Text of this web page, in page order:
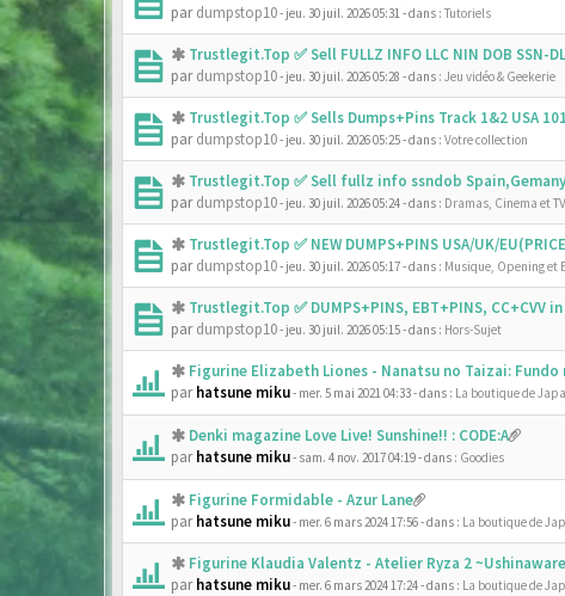
pardumpstop10- jeu. 30 juil. 2026 05:31- dans : Tutoriels
Trustlegit.Top ✅ Sell FULLZ INFO LLC NIN DOB SSN-
pardumpstop10- jeu. 30 juil. 2026 05:28 - dans : Jeu vidéo & Geekerie
Trustlegit.Top ✅ Sells Dumps+Pins Track 1&2 USA
pardumpstop10- jeu. 30 juil. 2026 05:25- dans : Votre collection
Trustlegit.Top ✅ Sell fullz info ssndob
pardumpstop10- jeu. 30 juil. 2026 05:24- dans : Dramas, Cinema et TV
Trustlegit.Top ✅ NEW DUMPS+PINS USA/UK/
pardumpstop10- jeu. 30 juil. 2026 05:17- dans : Musique, Opening et
Trustlegit.Top ✅ DUMPS+PINS, EBT+PINS,
pardumpstop10- jeu. 30 juil. 2026 05:15- dans : Hors-Sujet
Figurine Elizabeth Liones - Nanatsu no Taizai: Fundo
parhatsune miku- mer. 5 mai 2021 04:33- dans : La boutique de
Denki magazine Love Live! Sunshine!! : CODE:A
parhatsune miku- sam. 4 nov. 2017 04:19- dans : Goodies
Figurine Formidable - Azur Lane
parhatsune miku- mer. 6 mars 2024 17:56- dans : La boutique de
Figurine Klaudia Valentz - Atelier Ryza 2
parhatsune miku- mer. 6 mars 2024 17:24- dans : La boutique de